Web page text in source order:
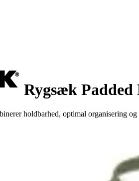
Rygsæk Padded
holdbarhed, optimal organisering